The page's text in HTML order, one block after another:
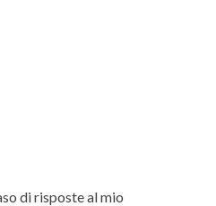
di risposte al mio